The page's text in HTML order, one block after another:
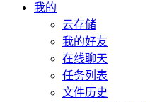
我的
云存储
我的好友
在线聊天
任务列表
文件历史